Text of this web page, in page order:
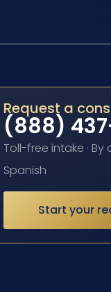
Request a
(888)
Toll-free intake ·
Spanish
Start your